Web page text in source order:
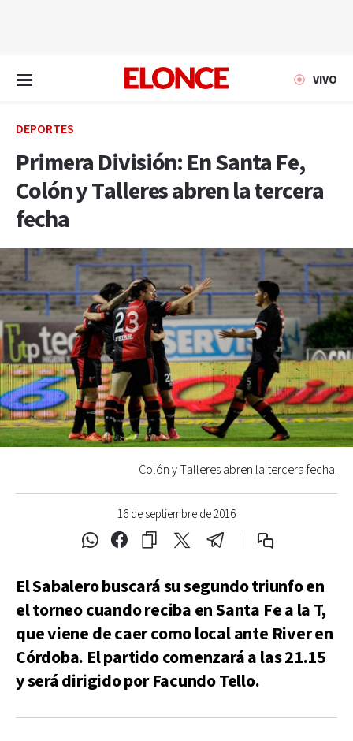
VIVO
DEPORTES
Primera División: En Santa Fe,
Colón y Talleres abren la tercera
fecha
16 de septiembre de 2016
Colón y Talleres abren la tercera fecha.
El Sabalero buscará su segundo triunfo en
el torneo cuando reciba en Santa Fe a la T,
que viene de caer como local ante River en
Córdoba. El partido comenzará a las 21.15
y será dirigido por Facundo Tello.